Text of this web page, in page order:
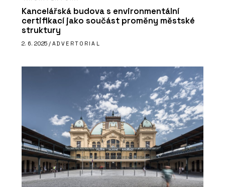
Kancelářská budova s environmentální
certifikací jako součást proměny městské
struktury
2. 6. 2025 / ADVERTORIAL